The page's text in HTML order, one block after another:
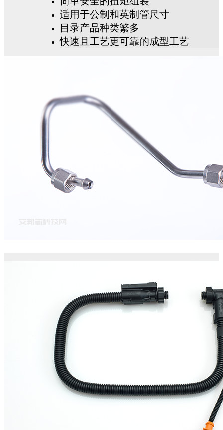
适用于公制和英制管尺寸
目录产品种类繁多
快速且工艺更可靠的成型工艺